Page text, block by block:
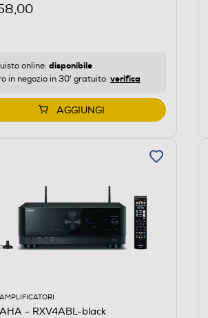
online: disponibile
in negozio in 30' gratuito: verifica
AGGIUNGI
- RXV4ABL-black